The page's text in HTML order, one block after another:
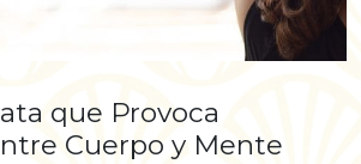
que Provoca
Cuerpo y Mente